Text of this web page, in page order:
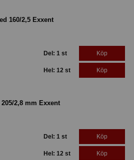
160/2,5 Exxent
Del: 1 st Köp
Hel: 12 st Köp
2,8 mm Exxent
Del: 1 st Köp
Hel: 12 st Köp